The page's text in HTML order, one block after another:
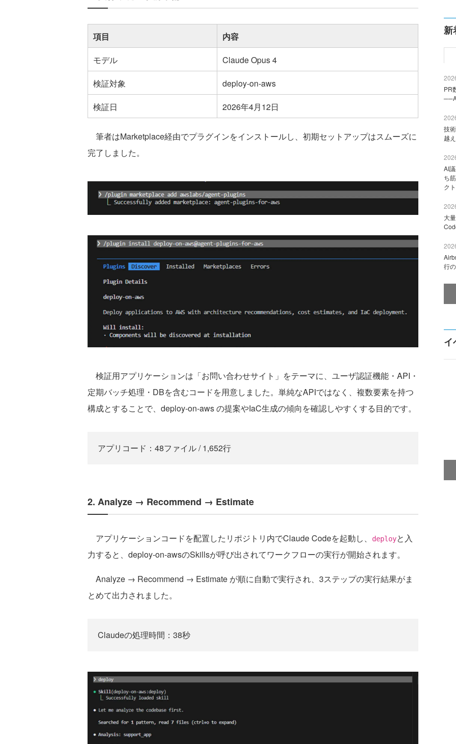
項目
内容
モデル
Claude Opus 4
検証対象
deploy-on-aws
検証日
2026年4月12日
筆者はMarketplace経由でプラグインをインストールし、初期セットアップはスムーズに
完了しました。
検証用アプリケーションは「お問い合わせサイト」をテーマに、ユーザ認証機能・API・
定期バッチ処理・DBを含むコードを用意しました。単純なAPIではなく、複数要素を持つ
構成とすることで、deploy-on-aws の提案やIaC生成の傾向を確認しやすくする目的です。
アプリコード：48ファイル / 1,652行
2. Analyze → Recommend → Estimate
アプリケーションコードを配置したリポジトリ内でClaude Codeを起動し、 deployと入
力すると、deploy-on-awsのSkillsが呼び出されてワークフローの実行が開始されます。
Analyze → Recommend → Estimate が順に自動で実行され、3ステップの実行結果がま
とめて出力されました。
Claudeの処理時間：38秒
新
PR
技
越
AI
ち
ク
大
行
イ